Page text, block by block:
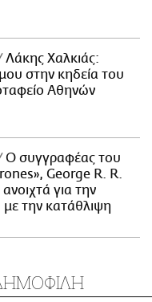
Λάκης Χαλκιάς:
στην κηδεία του
Αθηνών
Ο συγγραφέας του
George R. R.
για την
με την κατάθλιψη